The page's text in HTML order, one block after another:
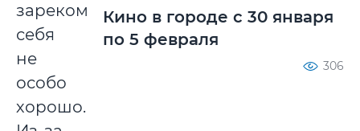
зарекомендовала
себя
не
особо
хорошо.
Кино в городе с 30 января
по 5 февраля
306